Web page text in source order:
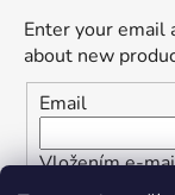
Enter your email
about new
Email
Vložením e-
osobních údajů